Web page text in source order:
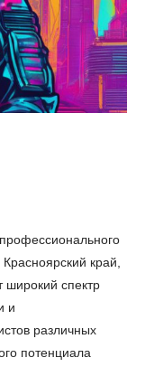
край,
широкий спектр
и
различных
потенциала